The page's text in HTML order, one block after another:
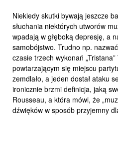
Niekiedy skutki bywają jeszcze
słuchania niektórych utworów
wpadają w głęboką depresję, a
samobójstwo. Trudno np.
czasie trzech wykonań
powtarzającym się miejscu
zemdlało, a jeden dostał ataku
ironicznie brzmi definicja, jaką
Rousseau, a która mówi, że
dźwięków w sposób przyjemny